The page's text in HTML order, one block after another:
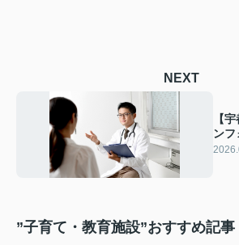
NEXT
【
ン
要！
”子育て・教育施設”おすすめ記事